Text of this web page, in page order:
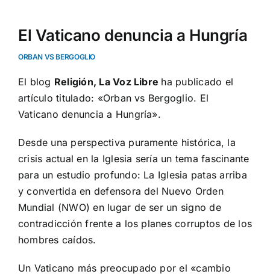
El Vaticano denuncia a Hungría
ORBAN VS BERGOGLIO
El blog Religión, La Voz Libre ha publicado el
artículo titulado: «Orban vs Bergoglio. El
Vaticano denuncia a Hungría».
Desde una perspectiva puramente histórica, la
crisis actual en la Iglesia sería un tema fascinante
para un estudio profundo: La Iglesia patas arriba
y convertida en defensora del Nuevo Orden
Mundial (NWO) en lugar de ser un signo de
contradicción frente a los planes corruptos de los
hombres caídos.
Un Vaticano más preocupado por el «cambio